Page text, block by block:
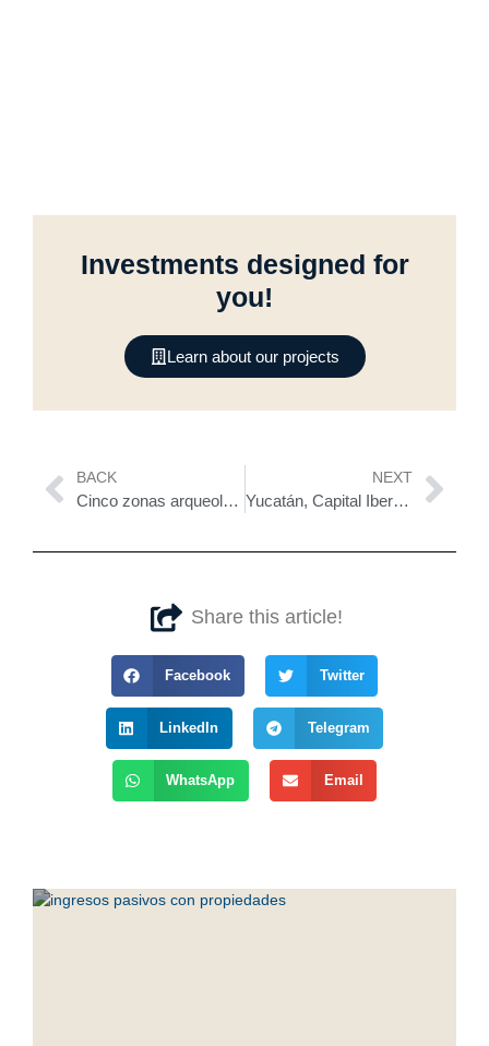
Investments designed for
you!
Learn about our projects
Prev
BACK
Cinco zonas arqueológicas que no son Chichén Itzá y debes conocer
NEXT
Yucatán, Capital Iberoamericana de la Gastronomía 2026
Share this article!
Facebook Twitter
LinkedIn Telegram
WhatsApp Email